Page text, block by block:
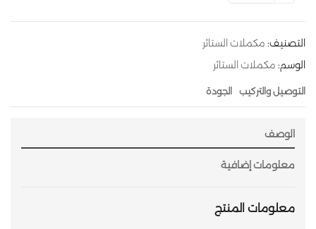
التصنيف: مكملات الستائر
الوسم: مكملات الستائر
التوصيل والتركيب الجودة
الوصف
معلومات إضافية
معلومات المنتج